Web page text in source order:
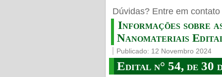
Dúvidas? Entre em
Informações sobre
Nanomateriais
Publicado: 12 Novembro 2024
Edital n° 54, de 30